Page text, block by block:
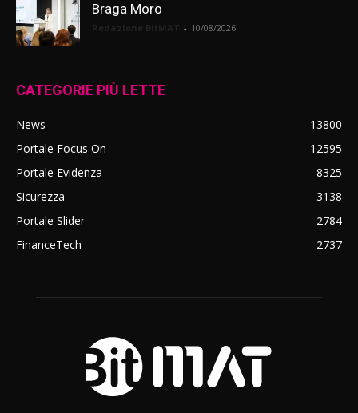
Braga Moro
- 10/08/2026
CATEGORIE PIÙ LETTE
News
13800
Portale Focus On
12595
Portale Evidenza
8325
Sicurezza
3138
Portale Slider
2784
FinanceTech
2737